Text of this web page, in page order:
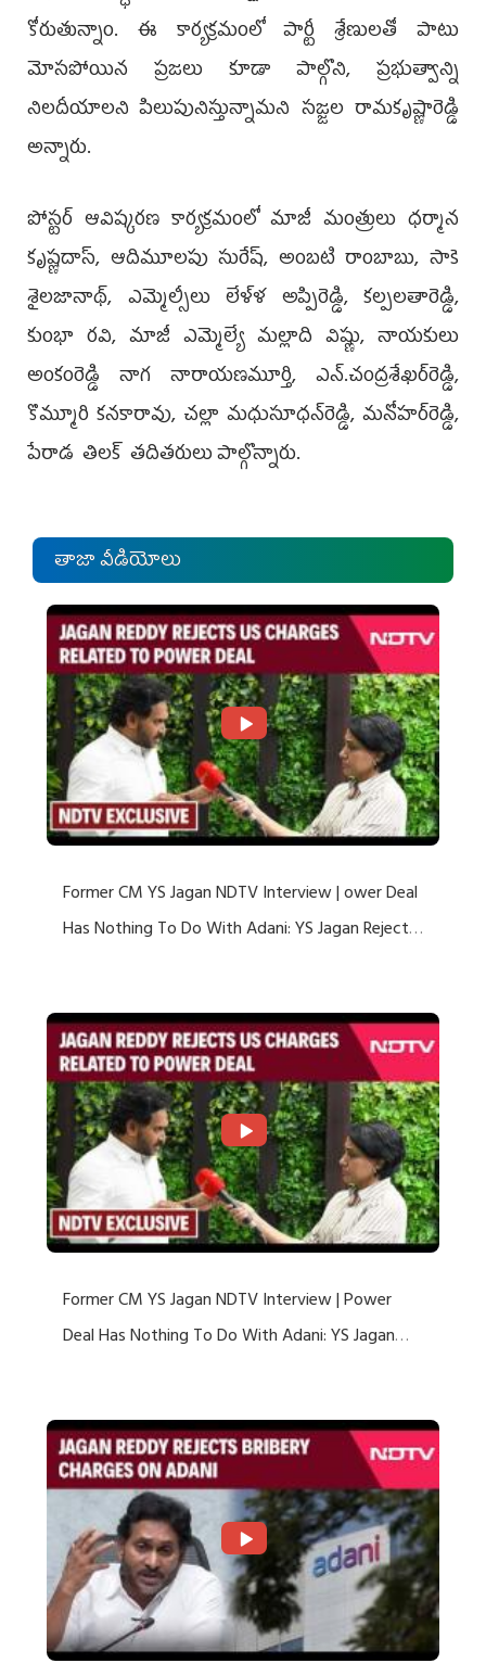
కోరుతున్నాం. ఈ కార్యక్రమంలో పార్టీ శ్రేణులతో పాటు
మోసపోయిన ప్రజలు కూడా పాల్గొని, ప్రభుత్వాన్ని
నిలదీయాలని పిలుపునిస్తున్నామని సజ్జల రామకృష్ణారెడ్డి
అన్నారు.
పోస్టర్ ఆవిష్కరణ కార్యక్రమంలో మాజీ మంత్రులు ధర్మాన
కృష్ణదాస్, ఆదిమూలపు సురేష్, అంబటి రాంబాబు, సాకె
శైలజానాథ్, ఎమ్మెల్సీలు లేళ్ళ అప్పిరెడ్డి, కల్పలతారెడ్డి,
కుంభా రవి, మాజీ ఎమ్మెల్యే మల్లాది విష్ణు, నాయకులు
అంకంరెడ్డి నాగ నారాయణమూర్తి, ఎన్‌.చంద్రశేఖర్‌రెడ్డి,
కొమ్మూరి కనకారావు, చల్లా మధుసూధన్‌రెడ్డి, మనోహర్‌రెడ్డి,
పేరాడ తిలక్ తదితరులు పాల్గొన్నారు.
తాజా వీడియోలు
Former CM YS Jagan NDTV Interview | ower Deal
Has Nothing To Do With Adani: YS Jagan Rejects
Former CM YS Jagan NDTV Interview | Power
Deal Has Nothing To Do With Adani: YS Jagan